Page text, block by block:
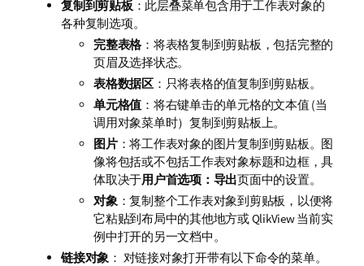
释
复制到剪贴板 ：此层叠菜单包含用于工作表对象的
各种复制选项。
完整表格：将表格复制到剪贴板，包括完整的
页眉及选择状态。
表格数据区：只将表格的值复制到剪贴板。
单元格值 ：将右键单击的单元格的文本值 (当
调用对象菜单时）复制到剪贴板上。
图片：将工作表对象的图片复制到剪贴板。图
像将包括或不包括工作表对象标题和边框，具
体取决于用户首选项：导出页面中的设置。
对象 ：复制整个工作表对象到剪贴板，以便将
它粘贴到布局中的其他地方或 QlikView 当前实
例中打开的另一文档中。
链接对象 ： 对链接对象打开带有以下命令的菜单。